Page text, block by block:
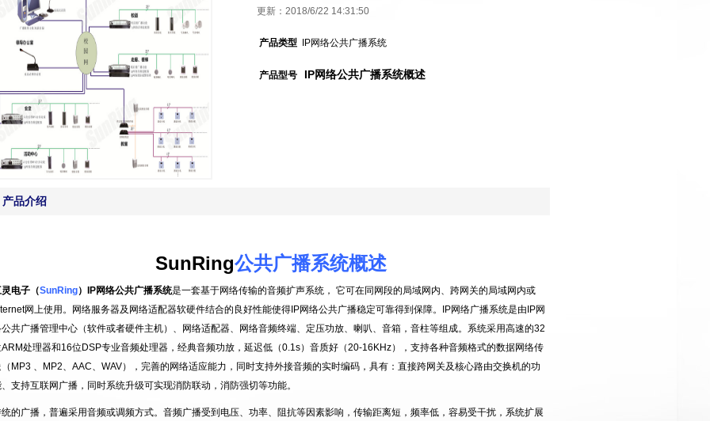
更新：2018/6/22 14:31:50
产品类型 IP网络公共广播系统
产品型号 IP网络公共广播系统概述
产品介绍
SunRing公共广播系统概述
电子（SunRing） IP网络公共广播系统是一套基于网络传输的音频扩声系统， 它可在同网段的局域网内、跨网关的局域网内或
网上使用。网络服务器及网络适配器软硬件结合的良好性能使得 IP网络公共广播稳定可靠得到保障。 IP网络广播系统是由 IP网
共广播管理中心（软件或者硬件主机）、网络适配器、网络音频终端、定压功放、喇叭、音箱，音柱等组成。系统采用高速的32
ARM处理器和16位 DSP专业音频处理器，经典音频功放，延迟低（0.1s）音质好（20-16KHz），支持各种音频格式的数据网络传
MP3 、 MP2、 AAC、 WAV），完善的网络适应能力，同时支持外接音频的实时编码，具有：直接跨网关及核心路由交换机的功
支持互联网广播，同时系统升级可实现消防联动，消防强切等功能。
的广播，普遍采用音频或调频方式。音频广播受到电压、功率、阻抗等因素影响，传输距离短，频率低，容易受干扰，系统扩展